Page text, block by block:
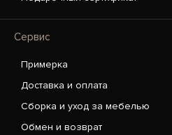
Сервис
Примерка
Доставка и оплата
Сборка и уход за мебелью
Обмен и возврат